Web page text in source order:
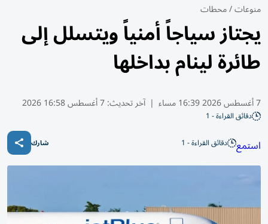
منوعات/محطات
يجتاز سياجاً أمنياً ويتسلل إلى
طائرة لينام بداخلها
7 أغسطس 2026 16:39 مساء | آخر تحديث:7 أغسطس 16:58 2026
دقائق القراءة - 1
استمع دقائق القراءة - 1 شارك